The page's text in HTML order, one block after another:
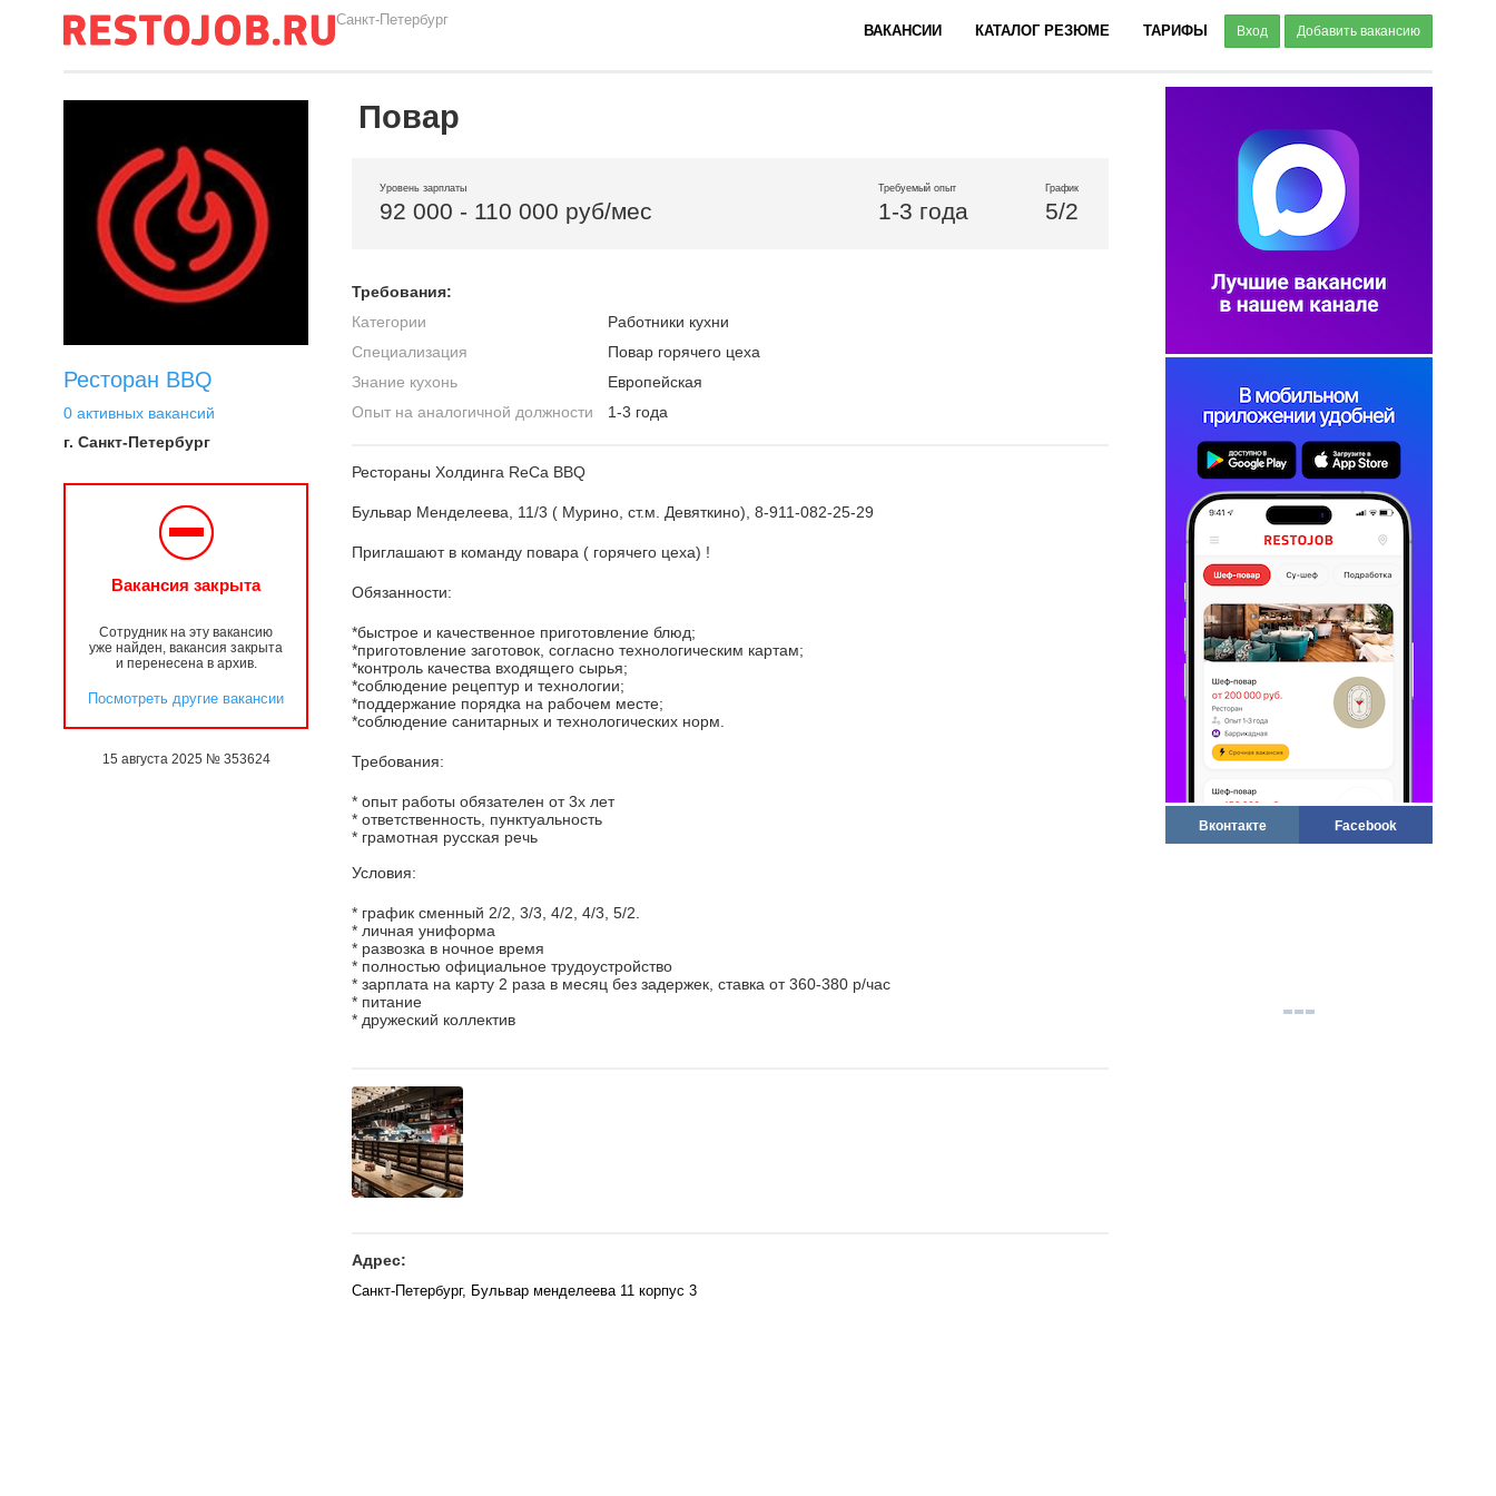
Санкт-Петербург
ВАКАНСИИ КАТАЛОГ РЕЗЮМЕ ТАРИФЫ Вход Добавить вакансию
Вконтакте Facebook
Ресторан BBQ
0 активных вакансий
г. Санкт-Петербург
Вакансия закрыта
Сотрудник на эту вакансию
уже найден, вакансия закрыта
и перенесена в архив.
Посмотреть другие вакансии
15 августа 2025 № 353624
Повар
Уровень зарплаты
92 000 - 110 000 руб/мес
Требуемый опыт
1-3 года
График
5/2
Требования:
Категории
Работники кухни
Специализация
Повар горячего цеха
Знание кухонь
Европейская
Опыт на аналогичной должности
1-3 года
Рестораны Холдинга ReCa BBQ
Бульвар Менделеева, 11/3 ( Мурино, ст.м. Девяткино), 8-911-082-25-29
Приглашают в команду повара ( горячего цеха) !
Обязанности:
*быстрое и качественное приготовление блюд;
*приготовление заготовок, согласно технологическим картам;
*контроль качества входящего сырья;
*соблюдение рецептур и технологии;
*поддержание порядка на рабочем месте;
*соблюдение санитарных и технологических норм.
Требования:
* опыт работы обязателен от 3х лет
* ответственность, пунктуальность
* грамотная русская речь
Условия:
* график сменный 2/2, 3/3, 4/2, 4/3, 5/2.
* личная униформа
* развозка в ночное время
* полностью официальное трудоустройство
* зарплата на карту 2 раза в месяц без задержек, ставка от 360-380 р/час
* питание
* дружеский коллектив
Адрес:
Санкт-Петербург, Бульвар менделеева 11 корпус 3